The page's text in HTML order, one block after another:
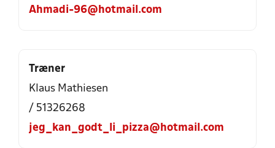
Ahmadi-96@hotmail.com
Træner
Klaus Mathiesen
/ 51326268
jeg_kan_godt_li_pizza@hotmail.com